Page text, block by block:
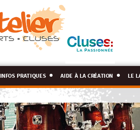
infos pratiques aide à la création le